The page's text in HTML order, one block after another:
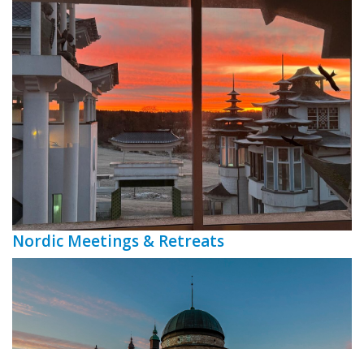
Nordic Meetings & Retreats